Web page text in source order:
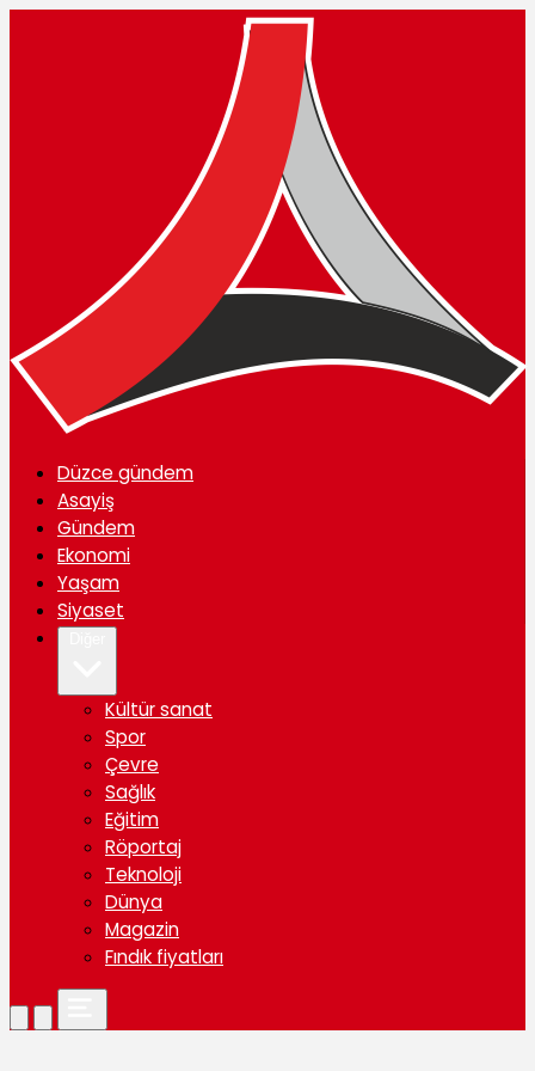
Düzce gündem
Asayiş
Gündem
Ekonomi
Yaşam
Siyaset
Kültür sanat
Spor
Çevre
Sağlık
Eğitim
Röportaj
Teknoloji
Dünya
Magazin
Fındık fiyatları